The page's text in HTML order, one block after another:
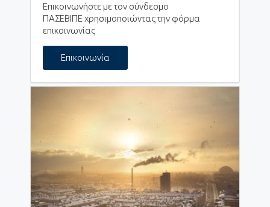
Επικοινωνήστε με τον σύνδεσμο
ΠΑΣΕΒΙΠΕ χρησιμοποιώντας την φόρμα
επικοινωνίας
Επικοινωνία